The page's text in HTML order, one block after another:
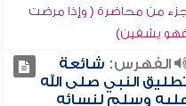
من محاضرة ( وإذا مرضت
يشفين)
الفهرس: شائعة
النبي صلى الله
وسلم لنسائه